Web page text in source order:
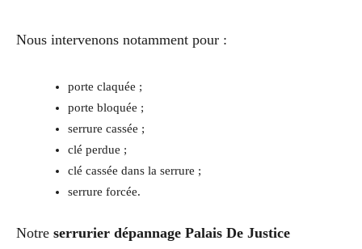
Nous intervenons notamment pour :
porte claquée ;
porte bloquée ;
serrure cassée ;
clé perdue ;
clé cassée dans la serrure ;
serrure forcée.
Notre serrurier dépannage Palais De Justice